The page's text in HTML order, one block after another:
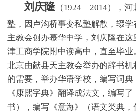
刘庆隆 （1924—2014），
塾，因卢沟桥事变私塾解散，辍学
主教会创办慕华中学，刘庆隆在
津工商学院附中读高中，直至毕业
北京由献县天主教会举办的辞书机
的需要，举办华语学校，编写词
《康熙字典》翻译成法文，编写
书），编写《意海》（语文类典，